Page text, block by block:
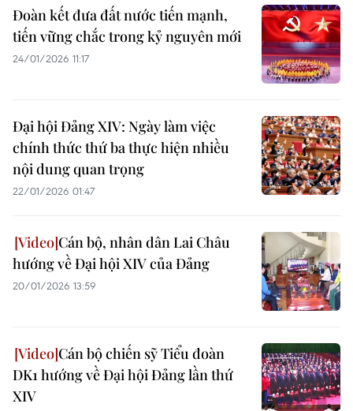
Đoàn kết đưa đất nước tiến mạnh,
tiến vững chắc trong kỷ nguyên mới
24/01/2026 11:17
Đại hội Đảng XIV: Ngày làm việc
chính thức thứ ba thực hiện nhiều
nội dung quan trọng
22/01/2026 01:47
Cán bộ, nhân dân Lai Châu
hướng về Đại hội XIV của Đảng
20/01/2026 13:59
Cán bộ chiến sỹ Tiểu đoàn
DK1 hướng về Đại hội Đảng lần thứ
XIV